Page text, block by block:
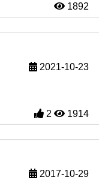
1892
2021-10-23
2 1914
2017-10-29